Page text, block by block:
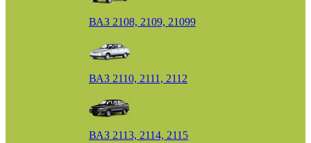
ВАЗ 2108, 2109, 21099
ВАЗ 2110, 2111, 2112
ВАЗ 2113, 2114, 2115